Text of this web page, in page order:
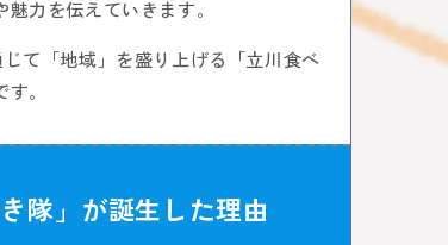
力を伝えていきます。
て「地域」を盛り上げる「立川食べ
。
隊」が誕生した理由